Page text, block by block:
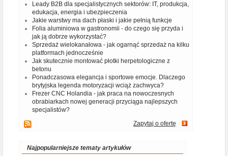
Leady B2B dla specjalistycznych sektorów: IT, produkcja,
edukacja, energia i ubezpieczenia
Jakie warstwy ma dach płaski i jakie pełnią funkcje
Folia aluminiowa w gastronomii - do czego się przyda i
jak ją dobrze wykorzystać?
Sprzedaż wielokanałowa - jak ogarnąć sprzedaż na kilku
platformach jednocześnie
Jak skutecznie montować płotki herpetologiczne z
betonu
Ponadczasowa elegancja i sportowe emocje. Dlaczego
brytyjska legenda motoryzacji wciąż zachwyca?
Frezer CNC Holandia - jak praca na nowoczesnych
obrabiarkach nowej generacji przyciąga najlepszych
specjalistów?
Zapytaj o ofertę
Najpopularniejsze tematy artykułów